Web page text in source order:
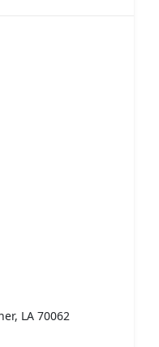
LA 70062